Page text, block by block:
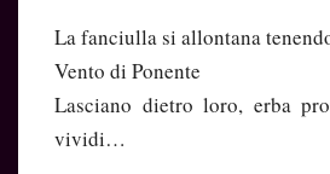
La fanciulla si allontana
Vento di Ponente
Lasciano dietro loro, erba
vividi…